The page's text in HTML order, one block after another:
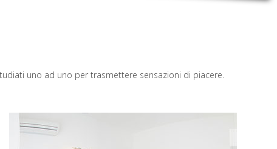
uno ad uno per trasmettere sensazioni di piacere.